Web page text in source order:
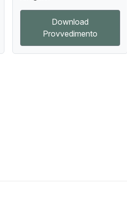
Download
Provvedimento